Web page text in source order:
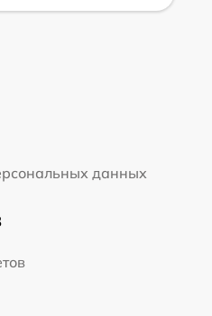
данных